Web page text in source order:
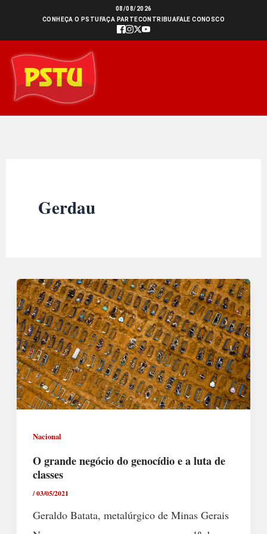
conteúdo
08/08/2026
CONHEÇA O PSTU FAÇA PARTECONTRIBUAFALE CONOSCO
Gerdau
Nacional
O grande negócio do genocídio e a luta de
classes
/03/05/2021
Geraldo Batata, metalúrgico de Minas Gerais